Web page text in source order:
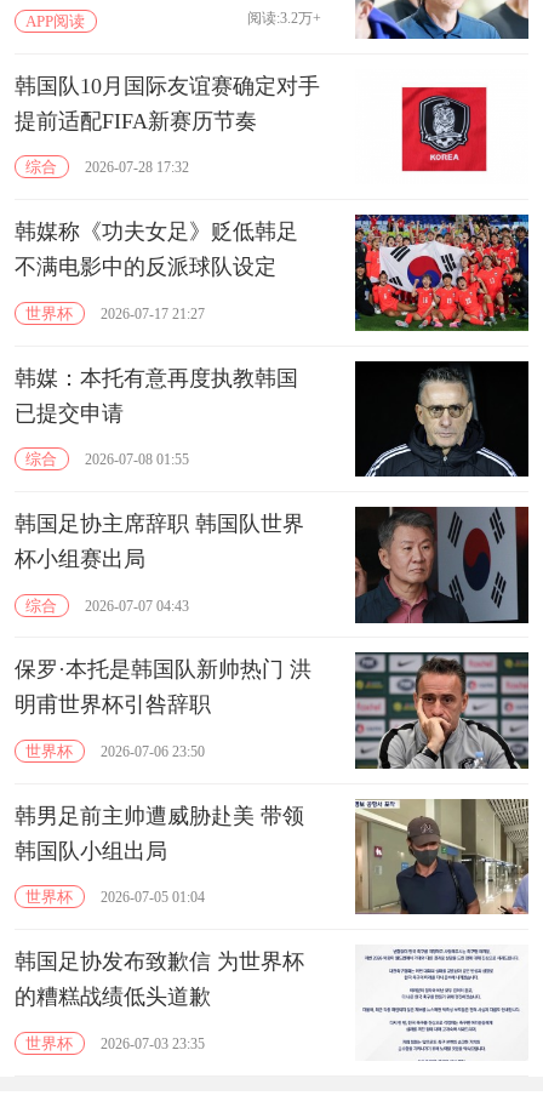
APP阅读 阅读:3.2万+
韩国队10月国际友谊赛确定对手
提前适配FIFA新赛历节奏
综合 2026-07-28 17:32
韩媒称《功夫女足》贬低韩足
不满电影中的反派球队设定
世界杯 2026-07-17 21:27
韩媒：本托有意再度执教韩国
已提交申请
综合 2026-07-08 01:55
韩国足协主席辞职 韩国队世界
杯小组赛出局
综合 2026-07-07 04:43
保罗·本托是韩国队新帅热门 洪
明甫世界杯引咎辞职
世界杯 2026-07-06 23:50
韩男足前主帅遭威胁赴美 带领
韩国队小组出局
世界杯 2026-07-05 01:04
韩国足协发布致歉信 为世界杯
的糟糕战绩低头道歉
世界杯 2026-07-03 23:35